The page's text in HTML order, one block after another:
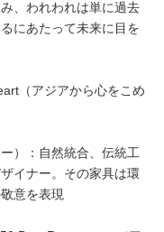
、われわれは単に過去
にあたって未来に目を
（アジアから心をこめ
）：自然統合、伝統工
イナー。その家具は環
意を表現